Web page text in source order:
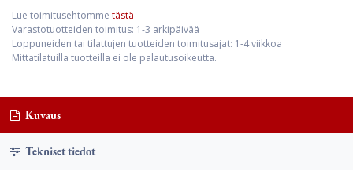
Lue toimitusehtomme tästä
Varastotuotteiden toimitus: 1-3 arkipäivää
Loppuneiden tai tilattujen tuotteiden toimitusajat: 1-4 viikkoa
Mittatilatuilla tuotteilla ei ole palautusoikeutta.
Kuvaus
Tekniset tiedot